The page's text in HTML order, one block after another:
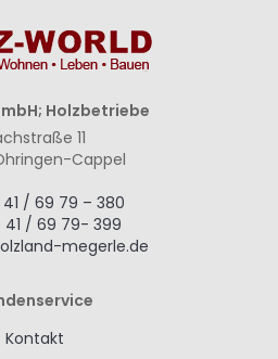
Holzbetriebe
11
Cappel
/ 69 79 – 380
41 / 69 79- 399
megerle.de
Kontakt